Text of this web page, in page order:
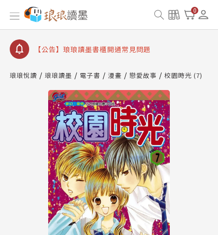
0
【公告】琅琅書店服務升級重要說明及資產合併結果
查詢
【公告】琅琅讀墨數位閱讀資產合併與書櫃開通申請
【公告】琅琅讀墨書櫃開通常見問題
請圖文教學
查詢
【公告】琅琅讀墨數位閱讀資產合併與書櫃開通申請
琅琅悅讀 琅琅讀墨 電子書 漫畫 戀愛故事 校園時光 (7)